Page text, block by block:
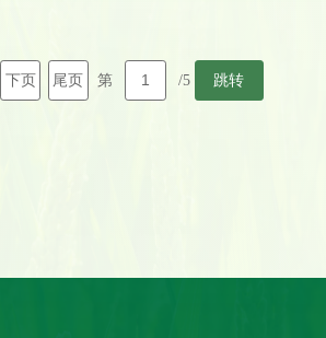
下页 尾页 第 /5 跳转